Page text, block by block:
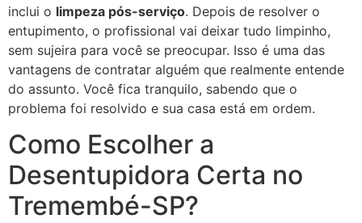
inclui o limpeza pós-serviço. Depois de resolver o
entupimento, o profissional vai deixar tudo limpinho,
sem sujeira para você se preocupar. Isso é uma das
vantagens de contratar alguém que realmente entende
do assunto. Você fica tranquilo, sabendo que o
problema foi resolvido e sua casa está em ordem.
Como Escolher a
Desentupidora Certa no
Tremembé-SP?